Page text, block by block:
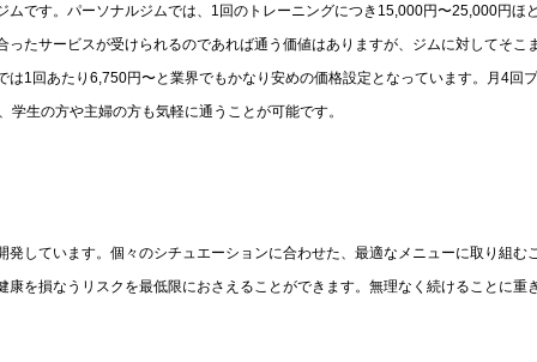
です。パーソナルジムでは、1回のトレーニングにつき15,000円〜25,000円ほ
たサービスが受けられるのであれば通う価値はありますが、ジムに対してそこ
1回あたり6,750円〜と業界でもかなり安めの価格設定となっています。月4回
生の方や主婦の方も気軽に通うことが可能です。
しています。個々のシチュエーションに合わせた、最適なメニューに取り組む
を損なうリスクを最低限におさえることができます。無理なく続けることに重